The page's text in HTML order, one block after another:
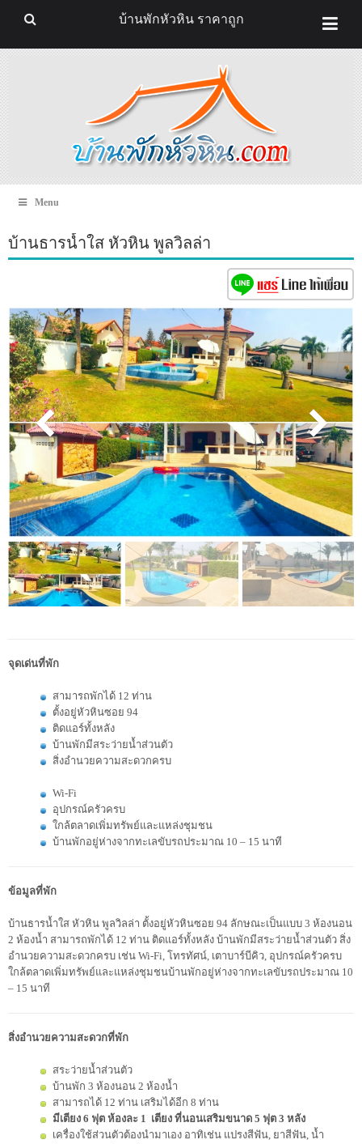
Menu
บ้านธารน้ำใส หัวหิน พูลวิลล่า
จุดเด่นที่พัก
สามารถพักได้ 12 ท่าน
ตั้งอยู่หัวหินซอย 94
ติดแอร์ทั้งหลัง
บ้านพักมีสระว่ายน้ำส่วนตัว
สิ่งอำนวยความสะดวกครบ
Wi-Fi
อุปกรณ์ครัวครบ
ใกล้ตลาดเพิ่มทรัพย์และแหล่งชุมชน
บ้านพักอยู่ห่างจากทะเลขับรถประมาณ 10 – 15 นาที
ข้อมูลที่พัก
บ้านธารน้ำใส หัวหิน พูลวิลล่า ตั้งอยู่หัวหินซอย 94 ลักษณะเป็นแบบ 3 ห้องนอน
2 ห้องน้ำ สามารถพักได้ 12 ท่าน ติดแอร์ทั้งหลัง บ้านพักมีสระว่ายน้ำส่วนตัว สิ่ง
อำนวยความสะดวกครบ เช่น Wi-Fi, โทรทัศน์, เตาบาร์บีคิว, อุปกรณ์ครัวครบ
ใกล้ตลาดเพิ่มทรัพย์และแหล่งชุมชนบ้านพักอยู่ห่างจากทะเลขับรถประมาณ 10
– 15 นาที
สิ่งอำนวยความสะดวกที่พัก
สระว่ายน้ำส่วนตัว
บ้านพัก 3 ห้องนอน 2 ห้องน้ำ
สามารถได้ 12 ท่าน เสริมได้อีก 8 ท่าน
มีเตียง 6 ฟุต ห้องละ 1 เตียง ที่นอนเสริมขนาด 5 ฟุต 3 หลัง
เครื่องใช้ส่วนตัวต้องนำมาเอง อาทิเช่น แปรงสีฟัน, ยาสีฟัน, น้ำ
บ้านพักหัวหิน ราคาถูก